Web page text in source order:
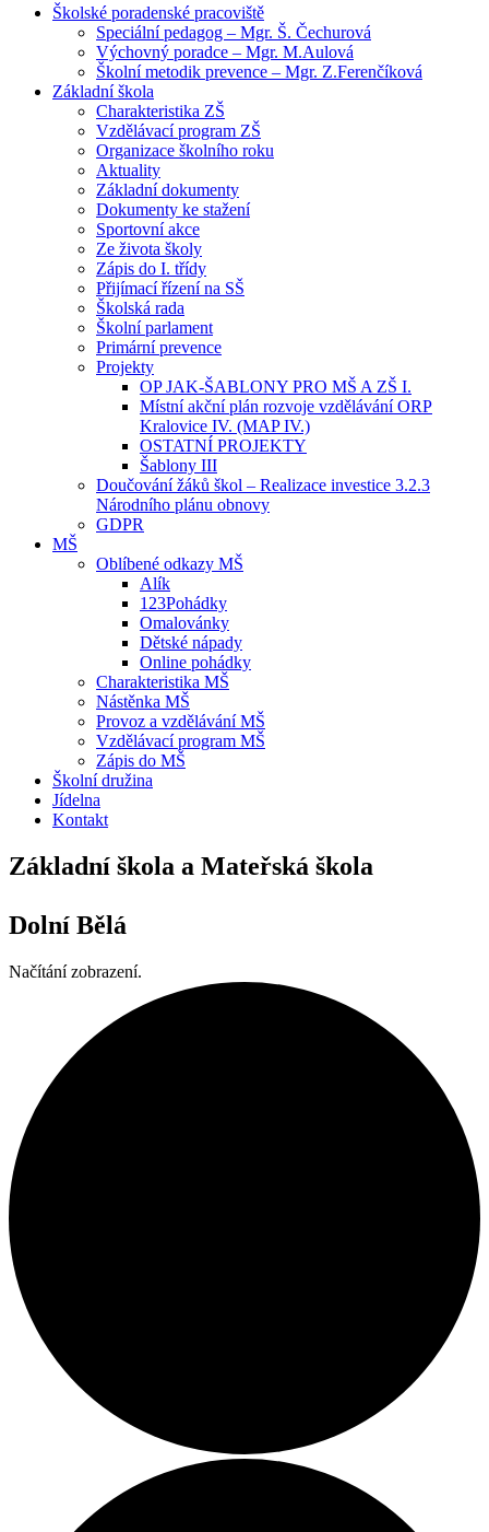
Školské poradenské pracoviště
Speciální pedagog – Mgr. Š. Čechurová
Výchovný poradce – Mgr. M.Aulová
Školní metodik prevence – Mgr. Z.Ferenčíková
Základní škola
Charakteristika ZŠ
Vzdělávací program ZŠ
Organizace školního roku
Aktuality
Základní dokumenty
Dokumenty ke stažení
Sportovní akce
Ze života školy
Zápis do I. třídy
Přijímací řízení na SŠ
Školská rada
Školní parlament
Primární prevence
Projekty
OP JAK-ŠABLONY PRO MŠ A ZŠ I.
Místní akční plán rozvoje vzdělávání ORP
Kralovice IV. (MAP IV.)
OSTATNÍ PROJEKTY
Šablony III
Doučování žáků škol – Realizace investice 3.2.3
Národního plánu obnovy
GDPR
MŠ
Oblíbené odkazy MŠ
Alík
123Pohádky
Omalovánky
Dětské nápady
Online pohádky
Charakteristika MŠ
Nástěnka MŠ
Provoz a vzdělávání MŠ
Vzdělávací program MŠ
Zápis do MŠ
Školní družina
Jídelna
Kontakt
Základní škola a Mateřská škola
Dolní Bělá
Načítání zobrazení.